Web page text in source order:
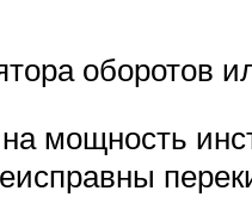
оборотов
мощность